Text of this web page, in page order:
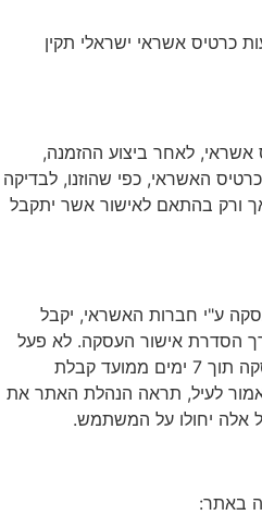
כרטיס אשראי ישראלי תקין
אשראי, לאחר ביצוע ההזמנה,
האשראי, כפי שהוזנו, לבדיקה
ורק בהתאם לאישור אשר יתקבל
ע"י חברות האשראי, יקבל
הסדרת אישור העסקה. לא פעל
המשתמש להסדרת אישור העסקה תוך 7 ימים ממועד קבלת
לעיל, תראה הנהלת האתר את
אלה יחולו על המשתמש.
באתר: